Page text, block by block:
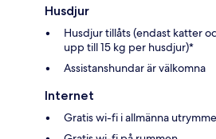
Husdjur
Husdjur tillåts (endast katter
upp till 15 kg per husdjur)*
Assistanshundar är välkomna
Internet
Gratis wi-fi i allmänna